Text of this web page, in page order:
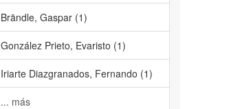
Brändle, Gaspar (1)
González Prieto, Evaristo (1)
Iriarte Diazgranados, Fernando (1)
... más